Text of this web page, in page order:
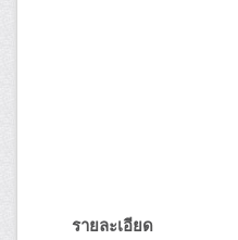
รายละเอียด